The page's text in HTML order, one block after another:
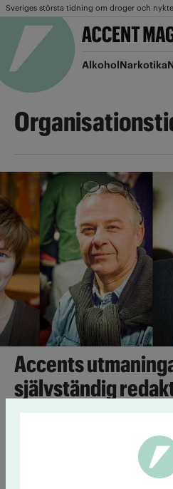
Sveriges största tidning om droger och
AlkoholNarkotika
Accents
självständig
12 januari 2016Accent har fyllt
viktig funktion för
frågat några som haft anledning